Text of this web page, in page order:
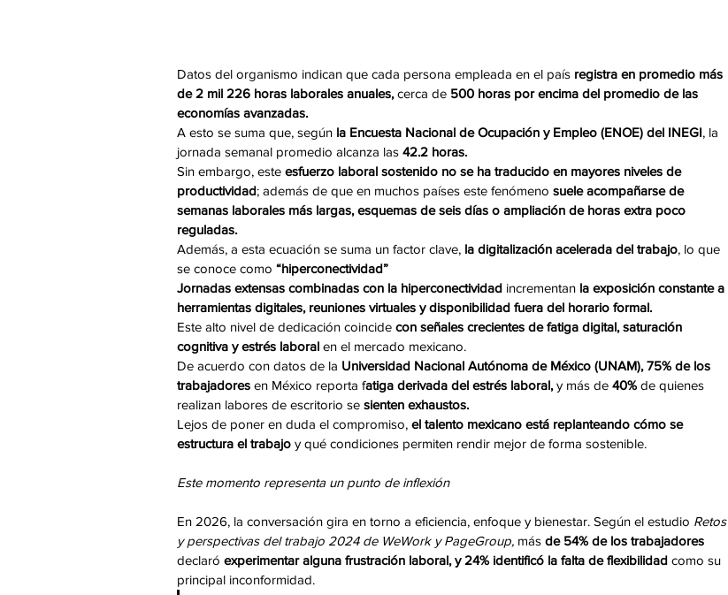
Datos del organismo indican que cada persona empleada en el país registra en promedio más
de 2 mil 226 horas laborales anuales, cerca de 500 horas por encima del promedio de las
economías avanzadas.
A esto se suma que, según la Encuesta Nacional de Ocupación y Empleo (ENOE) del INEGI, la
jornada semanal promedio alcanza las 42.2 horas.
Sin embargo, este esfuerzo laboral sostenido no se ha traducido en mayores niveles de
productividad; además de que en muchos países este fenómeno suele acompañarse de
semanas laborales más largas, esquemas de seis días o ampliación de horas extra poco
reguladas.
Además, a esta ecuación se suma un factor clave, la digitalización acelerada del trabajo, lo que
se conoce como “hiperconectividad”
Jornadas extensas combinadas con la hiperconectividad incrementan la exposición constante a
herramientas digitales, reuniones virtuales y disponibilidad fuera del horario formal.
Este alto nivel de dedicación coincide con señales crecientes de fatiga digital, saturación
cognitiva y estrés laboral en el mercado mexicano.
De acuerdo con datos de la Universidad Nacional Autónoma de México (UNAM), 75% de los
trabajadores en México reporta fatiga derivada del estrés laboral, y más de 40% de quienes
realizan labores de escritorio se sienten exhaustos.
Lejos de poner en duda el compromiso, el talento mexicano está replanteando cómo se
estructura el trabajo y qué condiciones permiten rendir mejor de forma sostenible.
Este momento representa un punto de inflexión
En 2026, la conversación gira en torno a eficiencia, enfoque y bienestar. Según el estudio Retos
y perspectivas del trabajo 2024 de WeWork y PageGroup, más de 54% de los trabajadores
declaró experimentar alguna frustración laboral, y 24% identificó la falta de flexibilidad como su
principal inconformidad.